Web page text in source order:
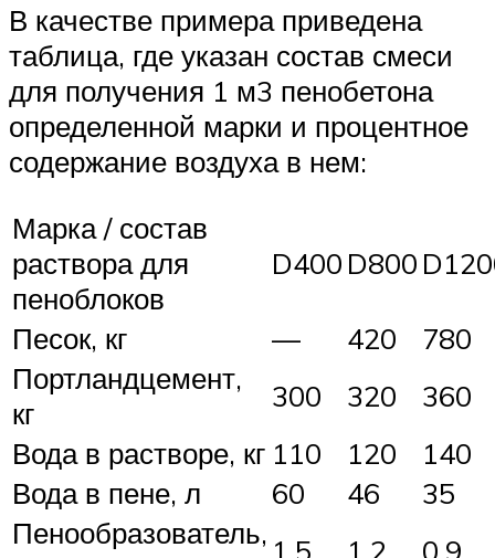
В качестве примера приведена
таблица, где указан состав смеси
для получения 1 м3 пенобетона
определенной марки и процентное
содержание воздуха в нем:
Марка / состав
раствора для
пеноблоков
D400 D800
Песок, кг — 420
780
Портландцемент,
кг
300 320
360
Вода в растворе, кг 110 120
140
Вода в пене, л
60 46
35
Пенообразователь, 1,5 1,2 0,9